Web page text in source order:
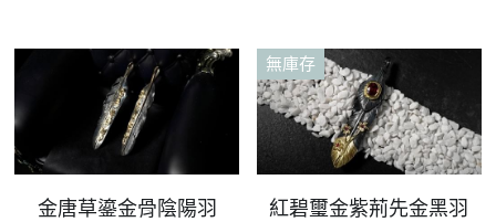
天然寶石
De Stijl Channel
De Stijl People V.I.P Room
Dark V.I.P Secret Room
金唐草鎏金骨陰陽羽
無庫存
紅碧璽金紫荊先金黑羽
高瀨豪太
Feather & Pendants
Rings